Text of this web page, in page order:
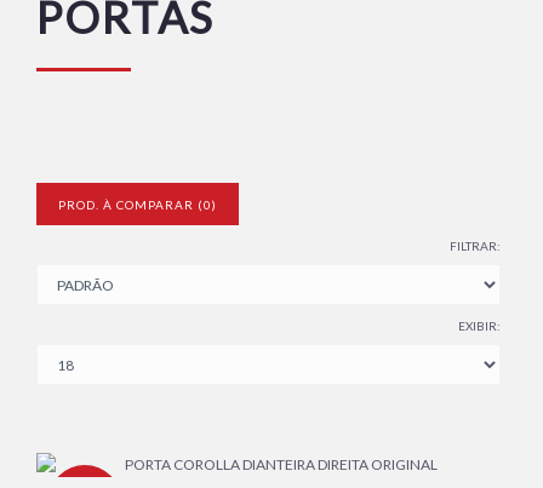
PORTAS
PROD. À COMPARAR (0)
FILTRAR:
EXIBIR: